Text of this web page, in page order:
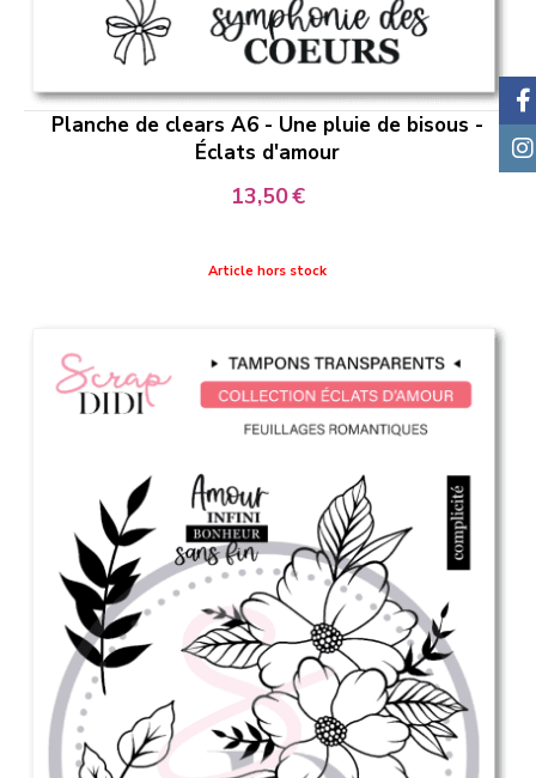
Planche de clears A6 - Une pluie de bisous -
Éclats d'amour
13,50€
Article hors stock